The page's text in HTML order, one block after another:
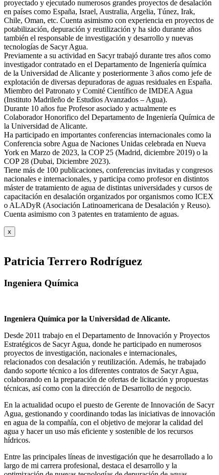
proyectado y ejecutado numerosos grandes proyectos de desalación
en países como España, Israel, Australia, Argelia, Túnez, Irak,
Chile, Oman, etc. Cuenta asimismo con experiencia en proyectos de
potabilización, depuración y reutilización y ha sido durante años
también el responsable de investigación y desarrollo y nuevas
tecnologías de Sacyr Agua.
Previamente a su actividad en Sacyr trabajó durante tres años como
investigador contratado en el Departamento de Ingeniería química
de la Universidad de Alicante y posteriormente 3 años como jefe de
explotación de diversas depuradoras de aguas residuales en España.
Miembro del Patronato y Comité Científico de IMDEA Agua
(Instituto Madrileño de Estudios Avanzados – Agua).
Durante 10 años fue Profesor asociado y actualmente es
Colaborador Honorifico del Departamento de Ingeniería Química de
la Universidad de Alicante.
Ha participado en importantes conferencias internacionales como la
Conferencia sobre Agua de Naciones Unidas celebrada en Nueva
York en Marzo de 2023, la COP 25 (Madrid, diciembre 2019) o la
COP 28 (Dubai, Diciembre 2023).
Tiene más de 100 publicaciones, conferencias invitadas y congresos
nacionales e internacionales, y participa como profesor en distintos
máster de tratamiento de agua de distintas universidades y cursos de
capacitación en desalación organizados por organismos como ICEX
o ALADyR (Asociación Latinoamericana de Desalación y Reuso).
Cuenta asimismo con 3 patentes en tratamiento de aguas.
x
Patricia Terrero Rodríguez
Ingeniera Química
Ingeniera Química por la Universidad de Alicante.
Desde 2011 trabajo en el Departamento de Innovación y Proyectos
Estratégicos de Sacyr Agua, donde he participado en numerosos
proyectos de investigación, nacionales e internacionales,
relacionados con desalación y reutilización. Además, he trabajado
dando soporte técnico a los diferentes contratos de Sacyr Agua,
colaborando en la preparación de ofertas de licitación y propuestas
técnicas, así como con la dirección de Desarrollo de negocio.
En la actualidad ocupo el puesto de Gerente de Innovación de Sacyr
Agua, gestionando y coordinando todas las iniciativas de innovación
en agua de la compañía, con el objetivo de mejorar la calidad del
agua y hacer un uso más eficiente y sostenible de los recursos
hídricos.
Entre las principales líneas de investigación que he desarrollado a lo
largo de mi carrera profesional, destaca el desarrollo y la